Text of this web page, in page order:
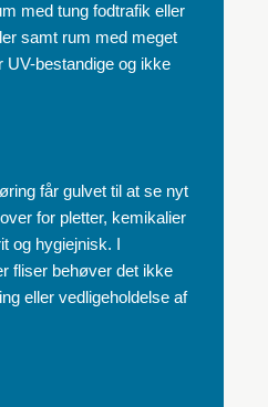
med tung fodtrafik eller
samt rum med meget
UV-bestandige og ikke
får gulvet til at se nyt
for pletter, kemikalier
og hygiejnisk. I
fliser behøver det ikke
eller vedligeholdelse af